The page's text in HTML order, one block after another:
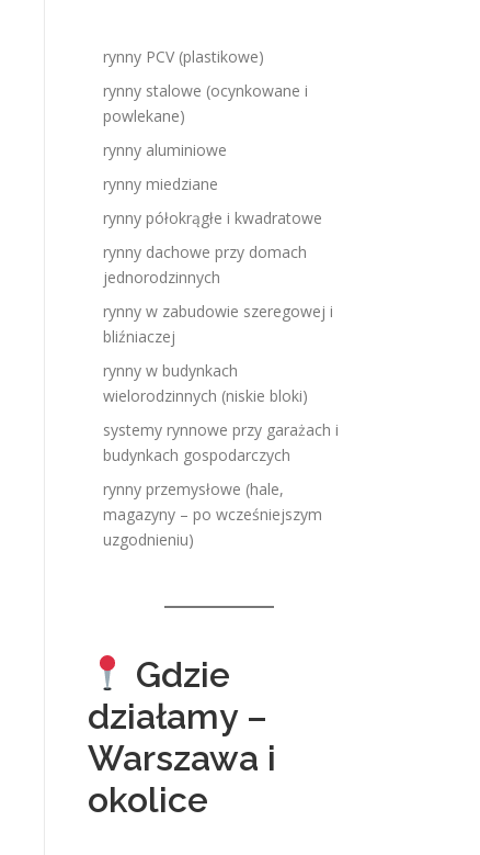
rynny PCV (plastikowe)
rynny stalowe (ocynkowane i
powlekane)
rynny aluminiowe
rynny miedziane
rynny półokrągłe i kwadratowe
rynny dachowe przy domach
jednorodzinnych
rynny w zabudowie szeregowej i
bliźniaczej
rynny w budynkach
wielorodzinnych (niskie bloki)
systemy rynnowe przy garażach i
budynkach gospodarczych
rynny przemysłowe (hale,
magazyny – po wcześniejszym
uzgodnieniu)
Gdzie
działamy –
Warszawa i
okolice